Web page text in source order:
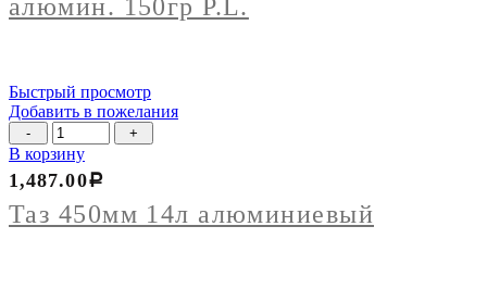
алюмин.
алюмин. 150гр P.L.
Быстрый просмотр
Добавить в пожелания
Количество
товара
450мм
14л
алюминиевый
В корзину
Таз 450мм 14л алюминиевый
1,487.00Р